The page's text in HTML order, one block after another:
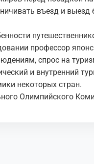
въезд и выезд
профессор
спрос на
и внутренний
некоторых стран.
Олимпийского